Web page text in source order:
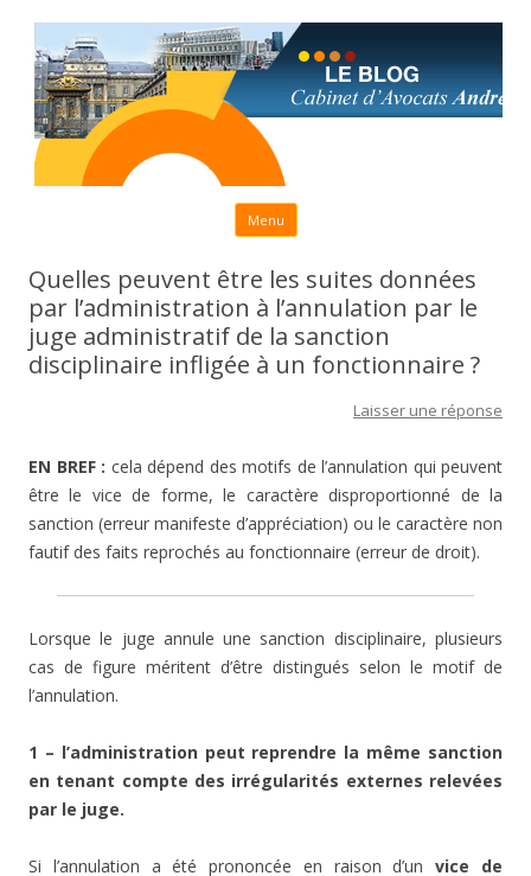
Menu Aller au contenu principal
Quelles peuvent être les suites données
par l’administration à l’annulation par le
juge administratif de la sanction
disciplinaire infligée à un fonctionnaire ?
Laisser une réponse
EN BREF : cela dépend des motifs de l’annulation qui peuvent
être le vice de forme, le caractère disproportionné de la
sanction (erreur manifeste d’appréciation) ou le caractère non
fautif des faits reprochés au fonctionnaire (erreur de droit).
Lorsque le juge annule une sanction disciplinaire, plusieurs
cas de figure méritent d’être distingués selon le motif de
l’annulation.
1 – l’administration peut reprendre la même sanction
en tenant compte des irrégularités externes relevées
par le juge.
Si l’annulation a été prononcée en raison d’unvice de